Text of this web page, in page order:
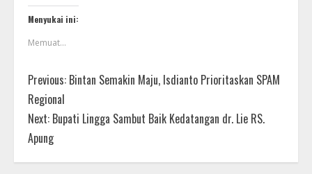
Menyukai ini:
Memuat...
Previous: Bintan Semakin Maju, Isdianto Prioritaskan SPAM
Regional
Next: Bupati Lingga Sambut Baik Kedatangan dr. Lie RS.
Apung